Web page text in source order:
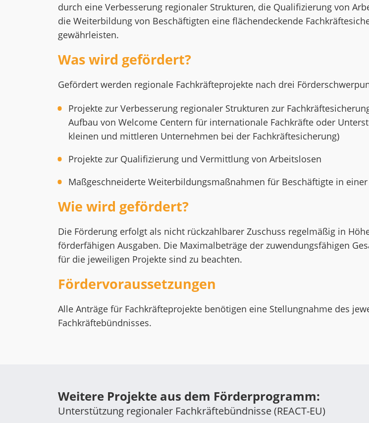
durch eine Verbesserung regionaler Strukturen, die Qualifizierung von
die Weiterbildung von Beschäftigten eine flächendeckende
gewährleisten.
Was wird gefördert?
Gefördert werden regionale Fachkräfteprojekte nach drei
Projekte zur Verbesserung regionaler Strukturen zur
Aufbau von Welcome Centern für internationale Fachkräfte oder
kleinen und mittleren Unternehmen bei der Fachkräftesicherung)
Projekte zur Qualifizierung und Vermittlung von Arbeitslosen
Maßgeschneiderte Weiterbildungsmaßnahmen für Beschäftigte in einer
Wie wird gefördert?
Die Förderung erfolgt als nicht rückzahlbarer Zuschuss regelmäßig in
förderfähigen Ausgaben. Die Maximalbeträge der zuwendungsfähigen
für die jeweiligen Projekte sind zu beachten.
Fördervoraussetzungen
Alle Anträge für Fachkräfteprojekte benötigen eine Stellungnahme des
Fachkräftebündnisses.
Weitere Projekte aus dem Förderprogramm:
Unterstützung regionaler Fachkräftebündnisse (REACT-EU)